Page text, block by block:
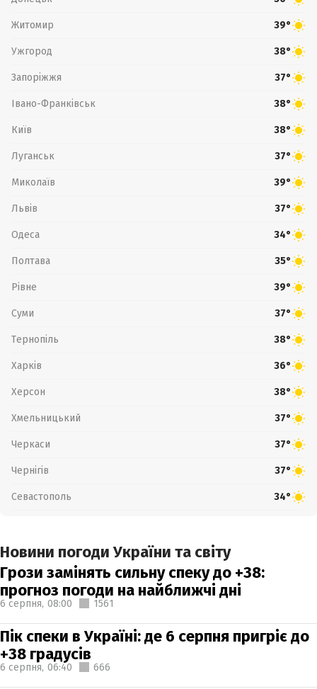
Житомир 39°
Ужгород 38°
Запоріжжя 37°
Івано-Франківськ 38°
Київ 38°
Луганськ 37°
Миколаїв 39°
Львів 37°
Одеса 34°
Полтава 35°
Рівне 39°
Суми 37°
Тернопіль 38°
Харків 36°
Херсон 38°
Хмельницький 37°
Черкаси 37°
Чернігів 37°
Севастополь 34°
Новини погоди України та світу
Грози замінять сильну спеку до +38:
прогноз погоди на найближчі дні
6 серпня, 08:00 1561
Пік спеки в Україні: де 6 серпня пригріє до
+38 градусів
6 серпня, 06:40 666